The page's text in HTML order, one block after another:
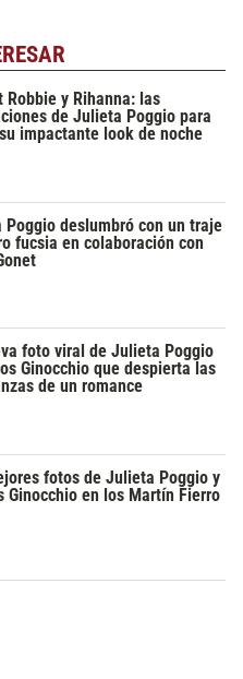
Robbie y Rihanna: las
de Julieta Poggio para
impactante look de noche
Poggio deslumbró con un traje
fucsia en colaboración con
foto viral de Julieta Poggio
Ginocchio que despierta las
de un romance
fotos de Julieta Poggio y
Ginocchio en los Martín Fierro